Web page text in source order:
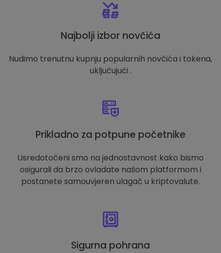
Najbolji izbor novčića
Nudimo trenutnu kupnju popularnih novčića i tokena,
uključujući .
Prikladno za potpune početnike
Usredotočeni smo na jednostavnost kako bismo
osigurali da brzo ovladate našom platformom i
postanete samouvjeren ulagač u kriptovalute.
Sigurna pohrana